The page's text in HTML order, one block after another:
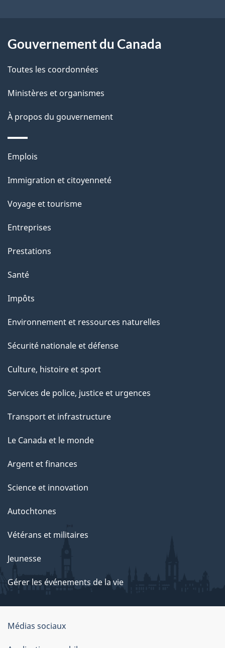
p
a
g
e
Gouvernement du Canada
Toutes les coordonnées
Ministères et organismes
À propos du gouvernement
Thèmes
sujets
Emplois
Immigration et citoyenneté
Voyage et tourisme
Entreprises
Prestations
Santé
Impôts
Environnement et ressources naturelles
Sécurité nationale et défense
Culture, histoire et sport
Services de police, justice et urgences
Transport et infrastructure
Le Canada et le monde
Argent et finances
Science et innovation
Autochtones
Vétérans et militaires
Jeunesse
Gérer les événements de la vie
Organisation
du
Médias sociaux